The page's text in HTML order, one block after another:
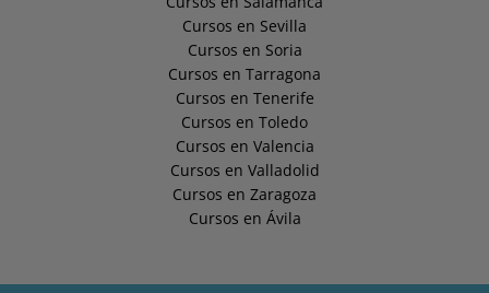
Cursos en Sevilla
Cursos en Soria
Cursos en Tarragona
Cursos en Tenerife
Cursos en Toledo
Cursos en Valencia
Cursos en Valladolid
Cursos en Zaragoza
Cursos en Ávila